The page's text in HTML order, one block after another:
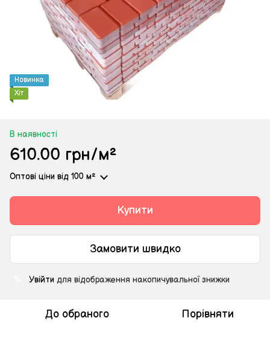
Новинка
Хіт
В наявності
610.00 грн/м²
Оптові ціни від 100 м²
Купити
Замовити швидко
Увійти для відображення накопичувальної знижки
До обраного Порівняти